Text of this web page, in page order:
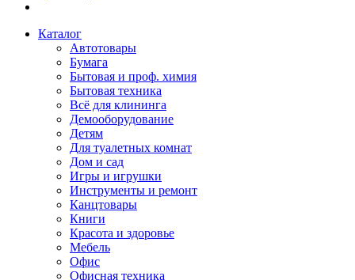
Каталог
Автотовары
Бумага
Бытовая и проф. химия
Бытовая техника
Всё для клининга
Демооборудование
Детям
Для туалетных комнат
Дом и сад
Игры и игрушки
Инструменты и ремонт
Канцтовары
Книги
Красота и здоровье
Мебель
Офис
Офисная техника